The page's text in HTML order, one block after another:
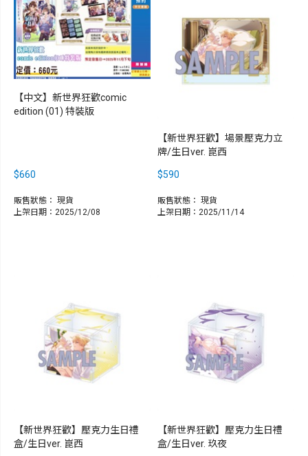
【中文】新世界狂歡comic
edition (01) 特裝版
$660
販售狀態： 現貨
上架日期：2025/12/08
【新世界狂歡】場景壓克力立
牌/生日ver. 崑西
$590
販售狀態： 現貨
上架日期：2025/11/14
【新世界狂歡】壓克力生日禮
盒/生日ver. 崑西
【新世界狂歡】壓克力生日禮
盒/生日ver. 玖夜